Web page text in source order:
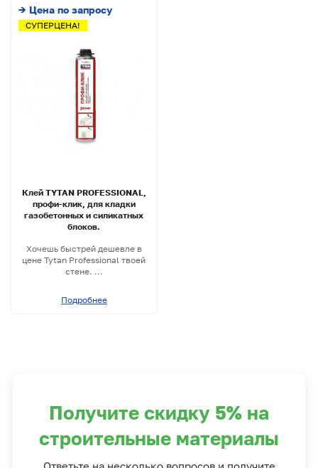
→ Цена по запросу
СУПЕРЦЕНА!
Клей TYTAN PROFESSIONAL,
профи-клик, для кладки
газобетонных и силикатных
блоков.
Хочешь быстрей дешевле в
цене Tytan Professional твоей
стене. ...
Подробнее
Получите скидку 5% на
строительные материалы